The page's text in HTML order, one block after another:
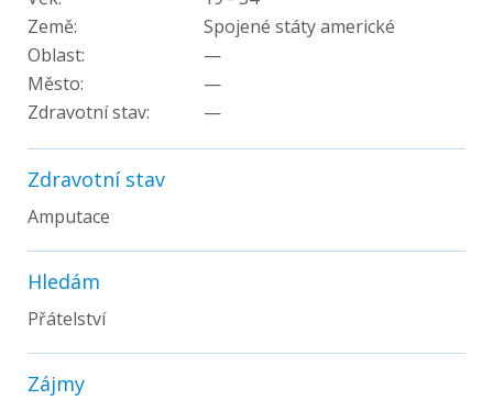
Země:
Spojené státy americké
Oblast:
—
Město:
—
Zdravotní stav:
—
Zdravotní stav
Amputace
Hledám
Přátelství
Zájmy